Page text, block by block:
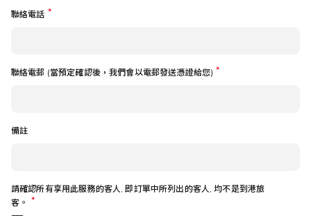
聯絡電話
聯絡電郵 (當預定確認後，我們會以電郵發送憑證給您)
備註
請確認所有享用此服務的客人, 即訂單中所列出的客人, 均不是到港旅
客。